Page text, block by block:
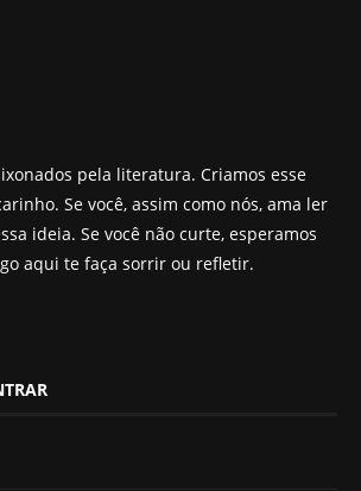
pela literatura. Criamos esse
Se você, assim como nós, ama ler
ideia. Se você não curte, esperamos
aqui te faça sorrir ou refletir.